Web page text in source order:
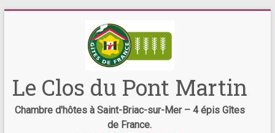
Le Clos du Pont Martin
Chambre d'hôtes à Saint-Briac-sur-Mer – 4 épis Gîtes
de France.